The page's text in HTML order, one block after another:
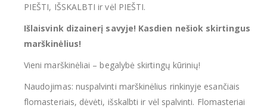
PIEŠTI, IŠSKALBTI ir vėl PIEŠTI.
Išlaisvink dizainerį savyje! Kasdien nešiok skirtingus
marškinėlius!
Vieni marškinėliai – begalybė skirtingų kūrinių!
Naudojimas: nuspalvinti marškinėlius rinkinyje esančiais
flomasteriais, dėvėti, išskalbti ir vėl spalvinti. Flomasteriai